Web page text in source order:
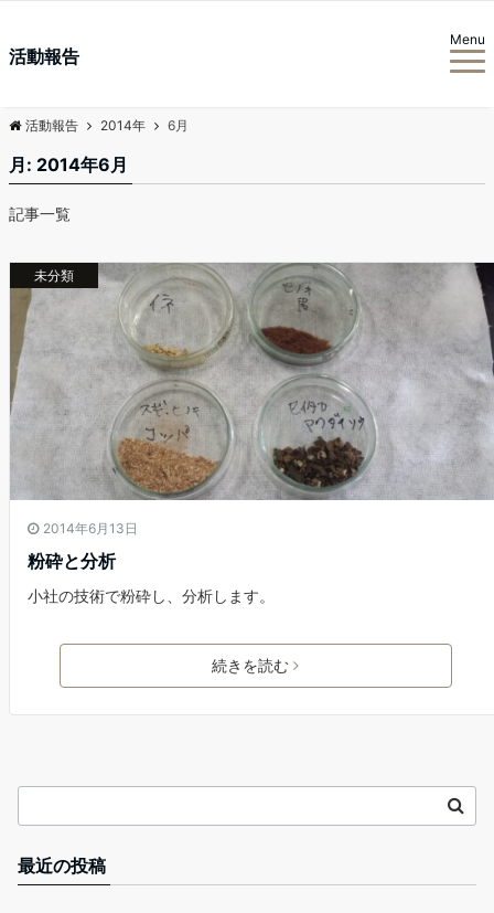
活動報告
Menu
活動報告 2014年 6月
月: 2014年6月
記事一覧
未分類
2014年6月13日
粉砕と分析
小社の技術で粉砕し、分析します。
続きを読む
最近の投稿